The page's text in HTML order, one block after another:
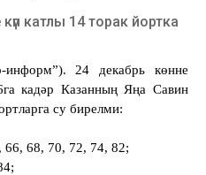
катлы 14 торак йортка
информ”). 24 декабрь көнне
кадәр Казанның Яңа Савин
су бирелми:
66, 68, 70, 72, 74, 82;